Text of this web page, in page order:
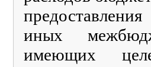
иных
имеющих